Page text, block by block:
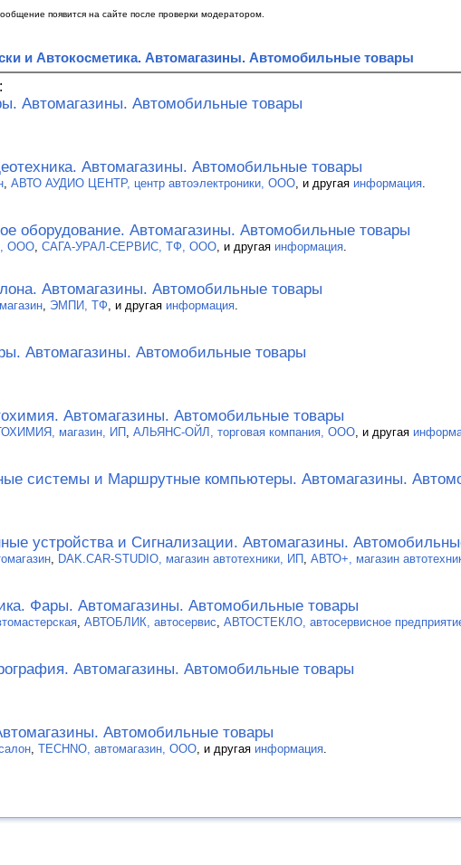
появится на сайте после проверки модератором.
и Автокосметика. Автомагазины. Автомобильные товары
Автомагазины. Автомобильные товары
Автомагазины. Автомобильные товары
, АВТО АУДИО ЦЕНТР, центр автоэлектроники, ООО, и другая информация.
оборудование. Автомагазины. Автомобильные товары
ООО, САГА-УРАЛ-СЕРВИС, ТФ, ООО, и другая информация.
Автомагазины. Автомобильные товары
, ЭМПИ, ТФ, и другая информация.
Автомагазины. Автомобильные товары
Автомагазины. Автомобильные товары
магазин, ИП , АЛЬЯНС-ОЙЛ, торговая компания, ООО, и другая
системы и Маршрутные компьютеры. Автомагазины.
устройства и Сигнализации. Автомагазины.
, DAK.CAR-STUDIO, магазин автотехники, ИП , АВТО+, магазин
Фары. Автомагазины. Автомобильные товары
, АВТОБЛИК, автосервис, АВТОСТЕКЛО, автосервисное
Автомагазины. Автомобильные товары
Автомобильные товары
, TECHNO, автомагазин, ООО, и другая информация.